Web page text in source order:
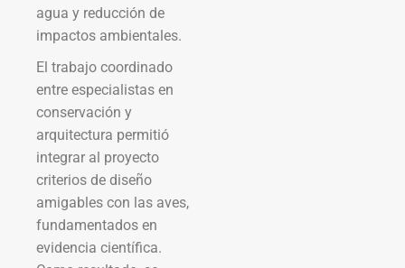
agua y reducción de
impactos ambientales.
El trabajo coordinado
entre especialistas en
conservación y
arquitectura permitió
integrar al proyecto
criterios de diseño
amigables con las aves,
fundamentados en
evidencia científica.